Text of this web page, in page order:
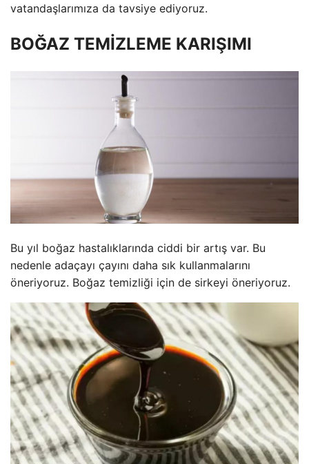
vatandaşlarımıza da tavsiye ediyoruz.
BOĞAZ TEMİZLEME KARIŞIMI
Bu yıl boğaz hastalıklarında ciddi bir artış var. Bu
nedenle adaçayı çayını daha sık kullanmalarını
öneriyoruz. Boğaz temizliği için de sirkeyi öneriyoruz.